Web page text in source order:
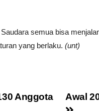
semua bisa
yang berlaku. (unt)
Awal
Anggota